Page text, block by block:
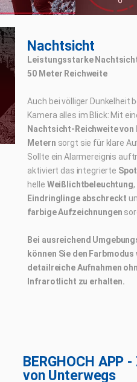
Nachtsicht
Leistungsstarke
50 Meter Reichweite
Auch bei völliger Dunkelheit
Kamera alles im Blick: Mit
Nachtsicht-Reichweite von
Metern sorgt sie für klare
Sollte ein Alarmereignis
aktiviert das integrierte
helle Weißlichtbeleuchtung
Eindringlinge abschreckt
farbige Aufzeichnungen
Bei ausreichend
können Sie den Farbmodus
detailreiche Aufnahmen
Infrarotlicht zu erhalten.
BERGHOCH APP
von Unterwegs